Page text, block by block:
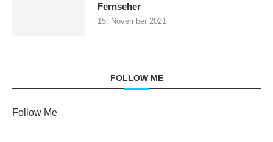
Fernseher
15. November 2021
FOLLOW ME
Follow Me